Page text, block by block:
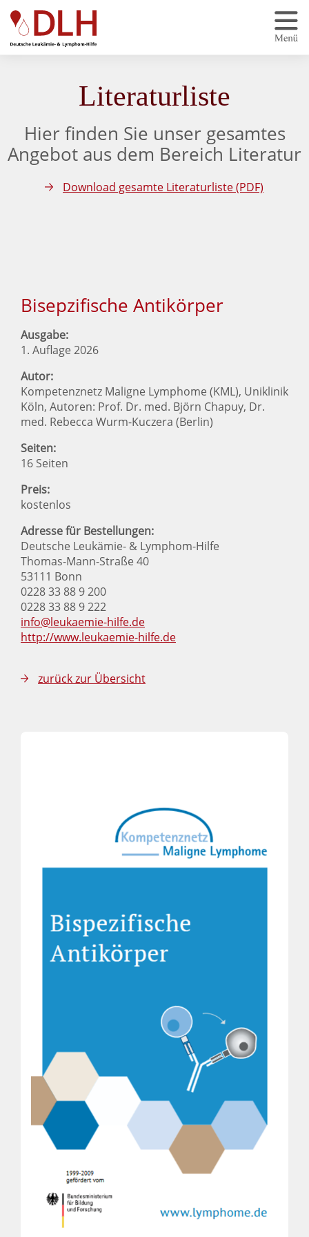
Zum Hauptinhalt springen
Literaturliste
Hier finden Sie unser gesamtes
Angebot aus dem Bereich Literatur
Download gesamte Literaturliste (PDF)
Bisepzifische Antikörper
Ausgabe:
1. Auflage 2026
Autor:
Kompetenznetz Maligne Lymphome (KML), Uniklinik
Köln, Autoren: Prof. Dr. med. Björn Chapuy, Dr.
med. Rebecca Wurm-Kuczera (Berlin)
Seiten:
16 Seiten
Preis:
kostenlos
Adresse für Bestellungen:
Deutsche Leukämie- & Lymphom-Hilfe
Thomas-Mann-Straße 40
53111 Bonn
0228 33 88 9 200
0228 33 88 9 222
info@leukaemie-hilfe.de
http://www.leukaemie-hilfe.de
zurück zur Übersicht